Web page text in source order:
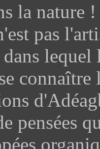
la nature
pas
lequel
pensées